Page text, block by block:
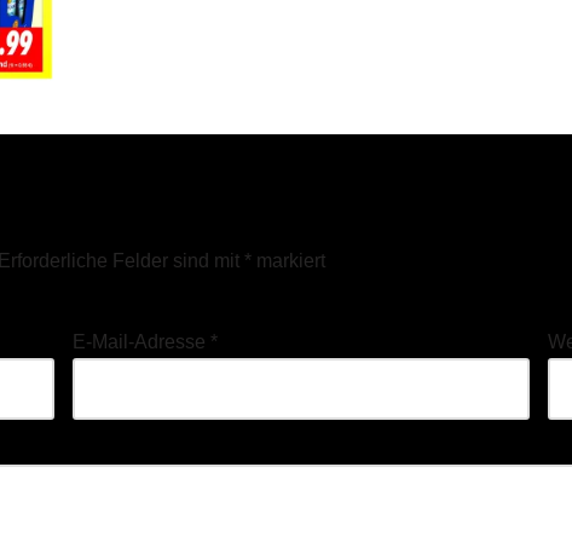
Erforderliche Felder sind mit *markiert
E-Mail-Adresse *